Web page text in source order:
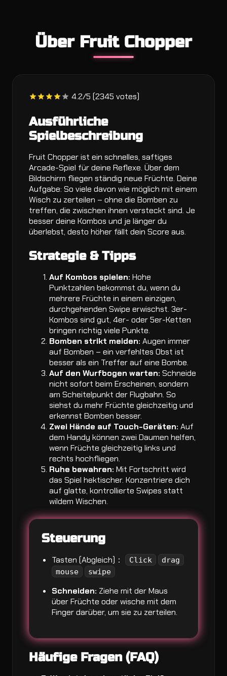
Über Fruit Chopper
4.2/5 (2345 votes)
Ausführliche
Spielbeschreibung
Fruit Chopper ist ein schnelles, saftiges
Arcade-Spiel für deine Reflexe. Über dem
Bildschirm fliegen ständig neue Früchte. Deine
Aufgabe: So viele davon wie möglich mit einem
Wisch zu zerteilen – ohne die Bomben zu
treffen, die zwischen ihnen versteckt sind. Je
besser deine Kombos und je länger du
überlebst, desto höher fällt dein Score aus.
Strategie & Tipps
Auf Kombos spielen: Hohe
Punktzahlen bekommst du, wenn du
mehrere Früchte in einem einzigen,
durchgehenden Swipe erwischst. 3er-
Kombos sind gut, 4er- oder 5er-Ketten
bringen richtig viele Punkte.
Bomben strikt meiden: Augen immer
auf Bomben – ein verfehltes Obst ist
besser als ein Treffer auf eine Bombe.
Auf den Wurfbogen warten: Schneide
nicht sofort beim Erscheinen, sondern
am Scheitelpunkt der Flugbahn. So
siehst du mehr Früchte gleichzeitig und
erkennst Bomben besser.
Zwei Hände auf Touch-Geräten: Auf
dem Handy können zwei Daumen helfen,
wenn Früchte gleichzeitig links und
rechts hochfliegen.
Ruhe bewahren: Mit Fortschritt wird
das Spiel hektischer. Konzentriere dich
auf glatte, kontrollierte Swipes statt
wildem Wischen.
Steuerung
Tasten (Abgleich)： Click
drag
mouse
swipe
Schneiden: Ziehe mit der Maus
über Früchte oder wische mit dem
Finger darüber, um sie zu zerteilen.
Häufige Fragen (FAQ)